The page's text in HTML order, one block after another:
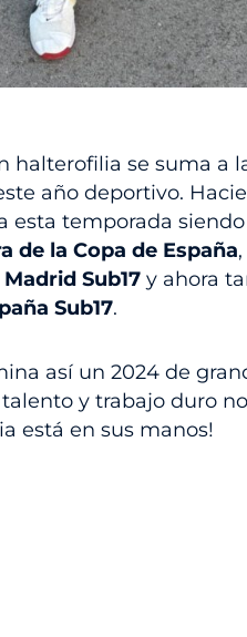
halterofilia se suma a
año deportivo.
esta temporada siendo
de la Copa de España,
Sub17 y ahora
Sub17.
así un 2024 de
y trabajo duro
está en sus manos!